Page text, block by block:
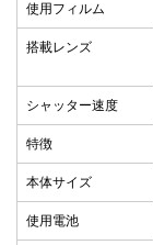
使用フィルム
搭載レンズ
シャッター速度
特徴
本体サイズ
使用電池